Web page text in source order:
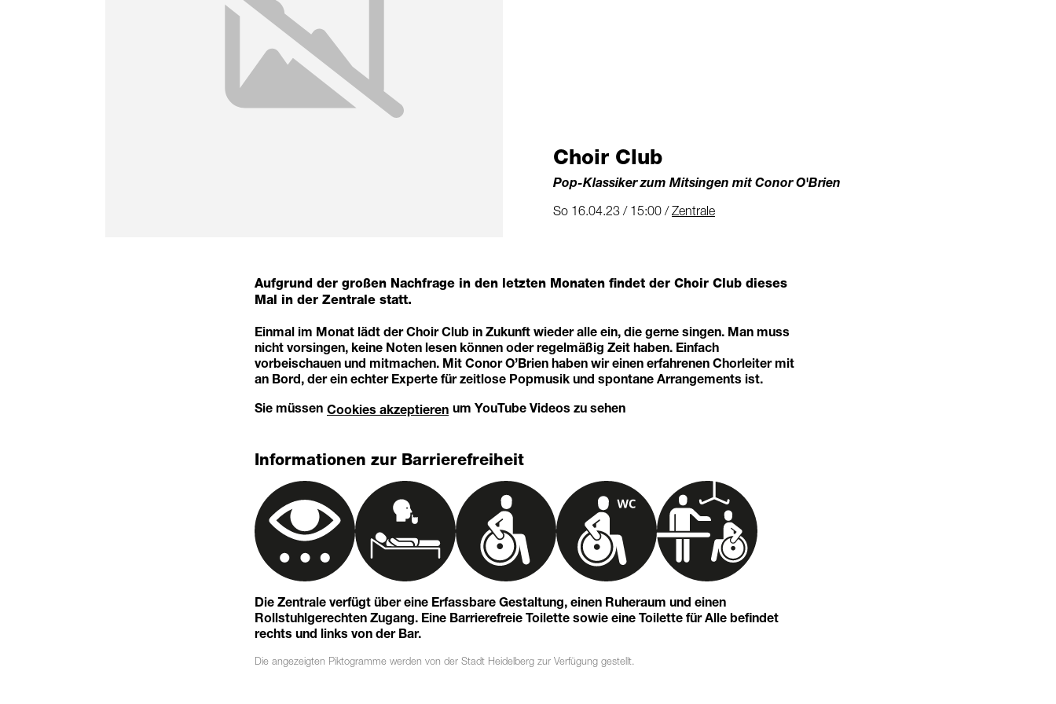
Choir Club
Pop-Klassiker zum Mitsingen mit Conor O'Brien
So 16.04.23 / 15:00 /Zentrale
Aufgrund der großen Nachfrage in den letzten Monaten findet der Choir Club dieses
Mal in der Zentrale statt.
Einmal im Monat lädt der Choir Club in Zukunft wieder alle ein, die gerne singen. Man muss
nicht vorsingen, keine Noten lesen können oder regelmäßig Zeit haben. Einfach
vorbeischauen und mitmachen. Mit Conor O’Brien haben wir einen erfahrenen Chorleiter mit
an Bord, der ein echter Experte für zeitlose Popmusik und spontane Arrangements ist.
Sie müssen Cookies akzeptieren um YouTube Videos zu sehen
Informationen zur Barrierefreiheit
Die Zentrale verfügt über eine Erfassbare Gestaltung, einen Ruheraum und einen
Rollstuhlgerechten Zugang. Eine Barrierefreie Toilette sowie eine Toilette für Alle befindet
rechts und links von der Bar.
Die angezeigten Piktogramme werden von der Stadt Heidelberg zur Verfügung gestellt.